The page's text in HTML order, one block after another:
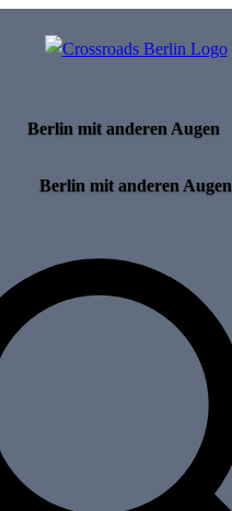
Berlin mit anderen Augen
Berlin mit anderen Augen